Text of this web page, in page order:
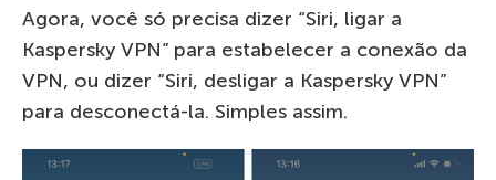
Agora, você só precisa dizer “Siri, ligar a
Kaspersky VPN” para estabelecer a conexão da
VPN, ou dizer “Siri, desligar a Kaspersky VPN”
para desconectá-la. Simples assim.